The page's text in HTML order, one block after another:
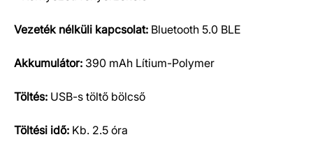
Vezeték nélküli kapcsolat: Bluetooth 5.0 BLE
Akkumulátor: 390 mAh Lítium-Polymer
Töltés: USB-s töltő bölcső
Töltési idő: Kb. 2.5 óra